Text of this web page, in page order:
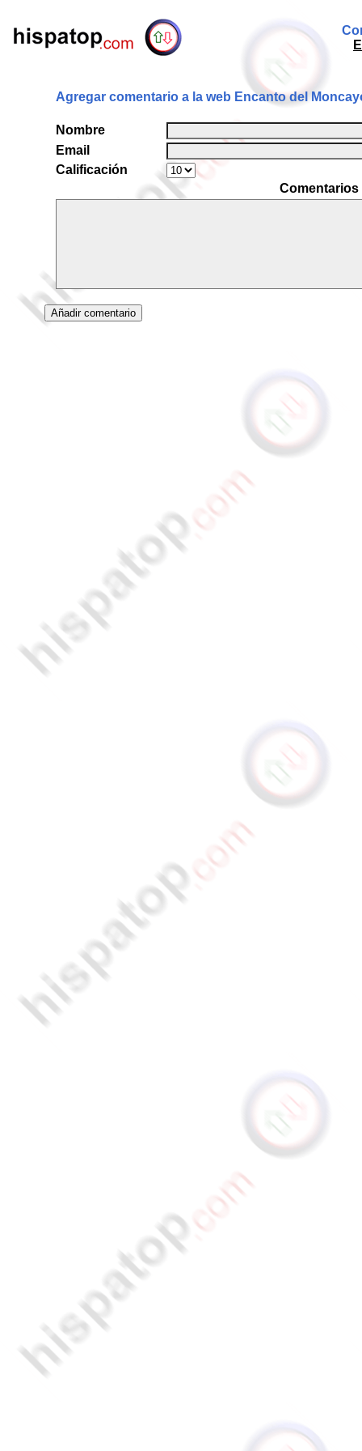
Agregar comentario a la web Encanto del
Nombre
Email
Calificación
Comentarios